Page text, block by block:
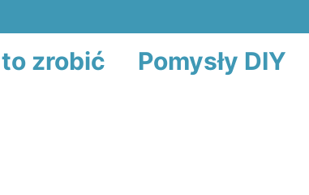
zrobić Pomysły DIY